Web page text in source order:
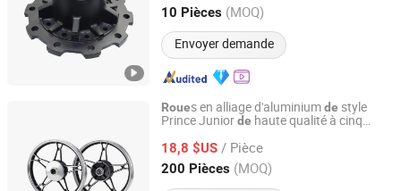
10 Pièces (MOQ)
Envoyer demande
Shandong, China Depuis 2023
Roues en alliage d'aluminiumde style
Prince Juniorde haute qualité à cinq
état neuf 14-Inch
18,8 $US / Pièce
200 Pièces (MOQ)
Yongkang Aokun Industry and Trade Co., Ltd
Zhejiang, China Depuis 2025